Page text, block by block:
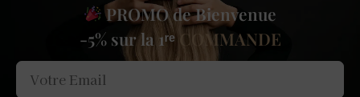
PROMO de Bienvenue
-5% sur la 1ʳᵉ COMMANDE